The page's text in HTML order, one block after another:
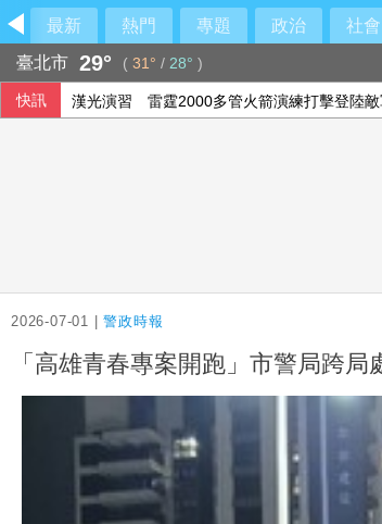
最新 熱門 專題 政治 社會
臺北市 29° ( 31° / 28° )
快訊 漢光演習 雷霆2000多管火箭演練打擊登陸
2026-07-01 |警政時報
「高雄青春專案開跑」市警局跨